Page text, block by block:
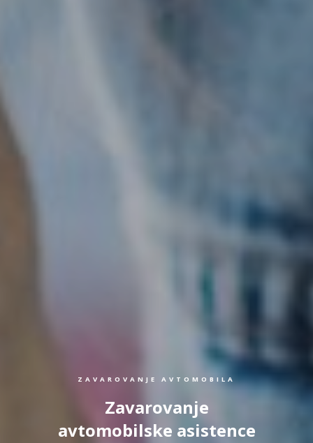
ZAVAROVANJE AVTOMOBILA
Zavarovanje
avtomobilske asistence